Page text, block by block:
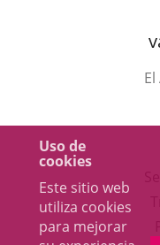
Uso de
cookies
Este sitio web
utiliza cookies
para mejorar